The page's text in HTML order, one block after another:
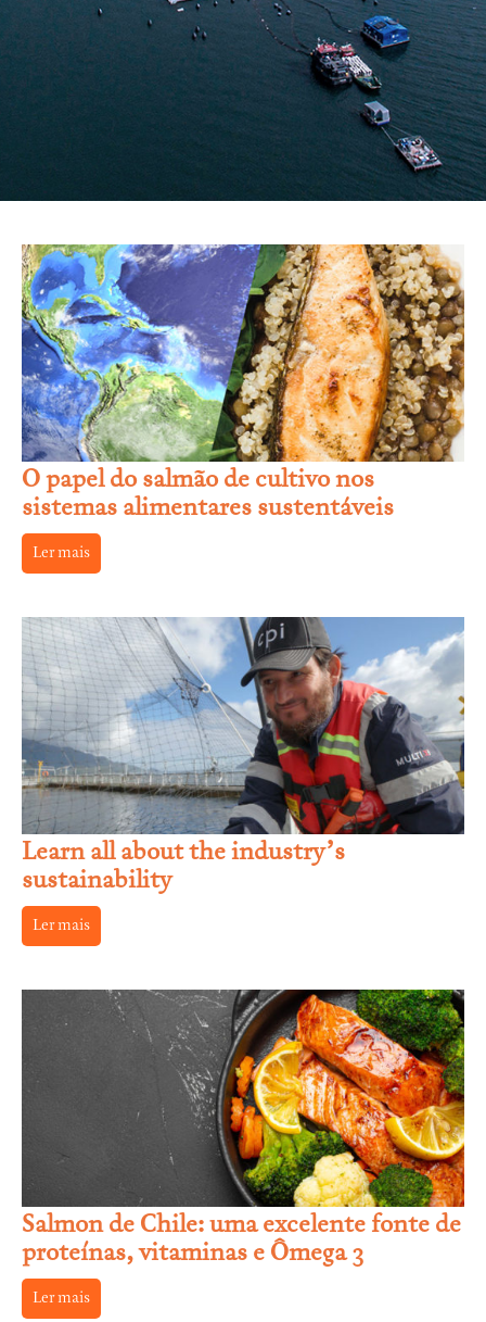
O papel do salmão de cultivo nos
sistemas alimentares sustentáveis
Ler mais
Learn all about the industry’s
sustainability
Ler mais
Salmon de Chile: uma excelente fonte de
proteínas, vitaminas e Ômega 3
Ler mais